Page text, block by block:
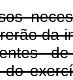
da
do